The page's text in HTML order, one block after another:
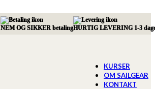
NEM OG SIKKER betalingHURTIG LEVERING 1-3
KURSER
OM SAILGEAR
KONTAKT